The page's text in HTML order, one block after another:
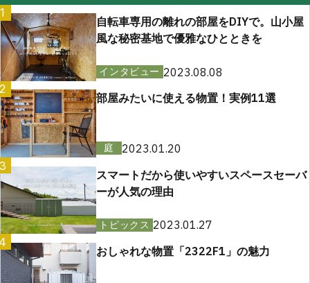
1
自転車専用の離れの部屋をDIYで。山小屋
風な秘密基地で優雅なひとときを
インタビュー 2023.08.08
2
部屋みたいに使える物置！実例11選
庭
2023.01.20
スマートだから使いやすいスペースセーバ
ーが人気の理由
トピックス 2023.01.27
おしゃれな物置「2322F1」の魅力